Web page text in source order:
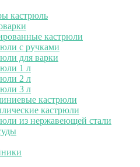
кастрюль
кастрюли
с ручками
для варки
1 л
2 л
3 л
кастрюли
кастрюли
из нержавеющей стали